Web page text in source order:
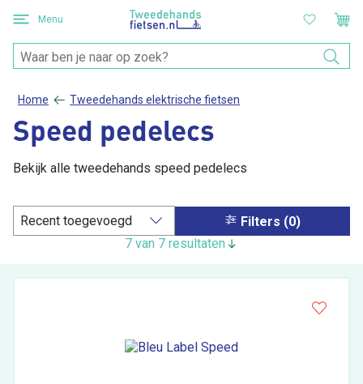
Menu
Home Tweedehands elektrische fietsen
Speed pedelecs
Bekijk alle tweedehands speed pedelecs
7 van 7 resultaten
Filters (0)